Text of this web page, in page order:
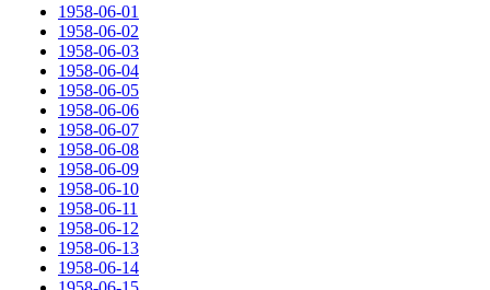
1958-06-01
1958-06-02
1958-06-03
1958-06-04
1958-06-05
1958-06-06
1958-06-07
1958-06-08
1958-06-09
1958-06-10
1958-06-11
1958-06-12
1958-06-13
1958-06-14